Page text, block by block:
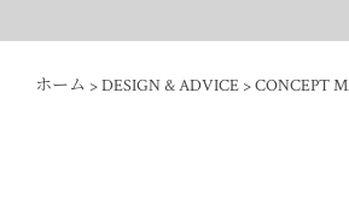
ホーム >DESIGN & ADVICE >CONCEPT